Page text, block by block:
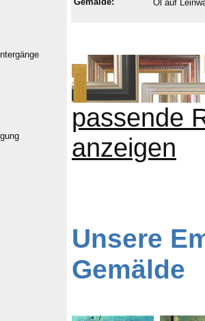
Öl auf
passende
anzeigen
Unsere
Gemälde